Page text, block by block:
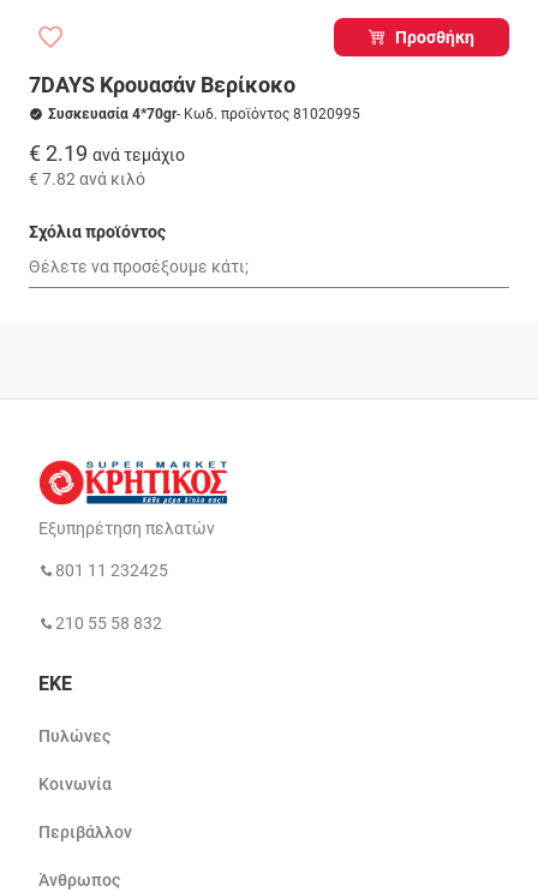
Προσθήκη
7DAYS Κρουασάν Βερίκοκο
Συσκευασία 4*70gr- Κωδ. προϊόντος 81020995
€ 2.19 ανά τεμάχιο
€ 7.82 ανά κιλό
Σχόλια προϊόντος
Εξυπηρέτηση πελατών
801 11 232425
210 55 58 832
ΕΚΕ
Πυλώνες
Κοινωνία
Περιβάλλον
Άνθρωπος